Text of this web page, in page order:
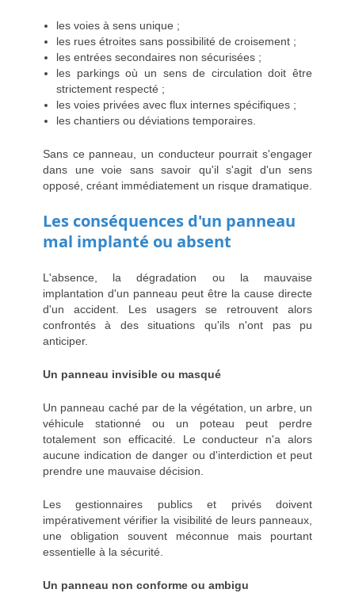
les voies à sens unique ;
les rues étroites sans possibilité de croisement ;
les entrées secondaires non sécurisées ;
les parkings où un sens de circulation doit être
strictement respecté ;
les voies privées avec flux internes spécifiques ;
les chantiers ou déviations temporaires.
Sans ce panneau, un conducteur pourrait s'engager
dans une voie sans savoir qu'il s'agit d'un sens
opposé, créant immédiatement un risque dramatique.
Les conséquences d'un panneau
mal implanté ou absent
L'absence, la dégradation ou la mauvaise
implantation d'un panneau peut être la cause directe
d'un accident. Les usagers se retrouvent alors
confrontés à des situations qu'ils n'ont pas pu
anticiper.
Un panneau invisible ou masqué
Un panneau caché par de la végétation, un arbre, un
véhicule stationné ou un poteau peut perdre
totalement son efficacité. Le conducteur n'a alors
aucune indication de danger ou d'interdiction et peut
prendre une mauvaise décision.
Les gestionnaires publics et privés doivent
impérativement vérifier la visibilité de leurs panneaux,
une obligation souvent méconnue mais pourtant
essentielle à la sécurité.
Un panneau non conforme ou ambigu